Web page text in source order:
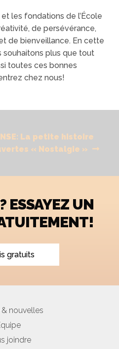
les fondations de l’École
de persévérance,
de bienveillance. En cette
souhaitons plus que tout
toutes ces bonnes
chez nous!
La petite histoire
« Nostalgie »
ESSAYEZ UN
gratuits
nouvelles
joindre